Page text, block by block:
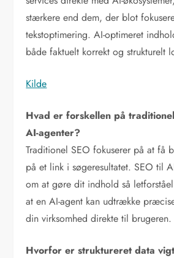
stærkere end dem, der blot
tekstoptimering. AI-optimeret
både faktuelt korrekt og strukturelt
Kilde
Hvad er forskellen på
AI-agenter?
Traditionel SEO fokuserer på at få
på et link i søgeresultatet. SEO til
om at gøre dit indhold så
at en AI-agent kan udtrække
din virksomhed direkte til brugeren.
Hvorfor er struktureret data